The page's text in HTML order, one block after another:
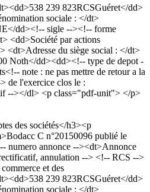
239 823RCSGuéret</dd>
sociale : </dt>
dd><!-- sigle --><!-- forme
<dd>Société par actions
<dt>Adresse du siège social : </dt>
Noth</dd><dd><!-- type de depot -
note : ne pas mettre de retour a la
de l'exercice clos le :
--></dl> <p class="pdf-unit"> </p>
des sociétés</h3><p
C n°20150096 publié le
numero annonce --><dt>Annonce
annulation --> <!-- RCS -->
et des
239 823RCSGuéret</dd>
sociale : </dt>